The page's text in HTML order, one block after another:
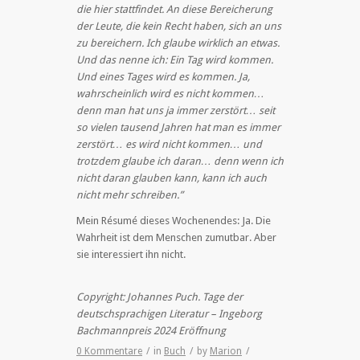
die hier stattfindet. An diese Bereicherung
der Leute, die kein Recht haben, sich an uns
zu bereichern. Ich glaube wirklich an etwas.
Und das nenne ich: Ein Tag wird kommen.
Und eines Tages wird es kommen. Ja,
wahrscheinlich wird es nicht kommen…
denn man hat uns ja immer zerstört… seit
so vielen tausend Jahren hat man es immer
zerstört… es wird nicht kommen… und
trotzdem glaube ich daran… denn wenn ich
nicht daran glauben kann, kann ich auch
nicht mehr schreiben.”
Mein Résumé dieses Wochenendes: Ja. Die
Wahrheit ist dem Menschen zumutbar. Aber
sie interessiert ihn nicht.
Copyright: Johannes Puch. Tage der
deutschsprachigen Literatur – Ingeborg
Bachmannpreis 2024 Eröffnung
0 Kommentare / in Buch / by Marion /